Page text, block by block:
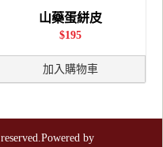
山藥蛋絣皮
$195
加入購物車
by